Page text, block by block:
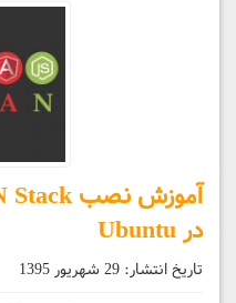
در Ubuntu
تاریخ انتشار: 29 شهریور 1395